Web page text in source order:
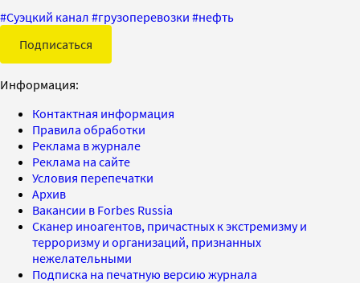
#Суэцкий канал #грузоперевозки #нефть
Подписаться
Информация:
Контактная информация
Правила обработки
Реклама в журнале
Реклама на сайте
Условия перепечатки
Архив
Вакансии в Forbes Russia
Сканер иноагентов, причастных к экстремизму и
терроризму и организаций, признанных
нежелательными
Подписка на печатную версию журнала